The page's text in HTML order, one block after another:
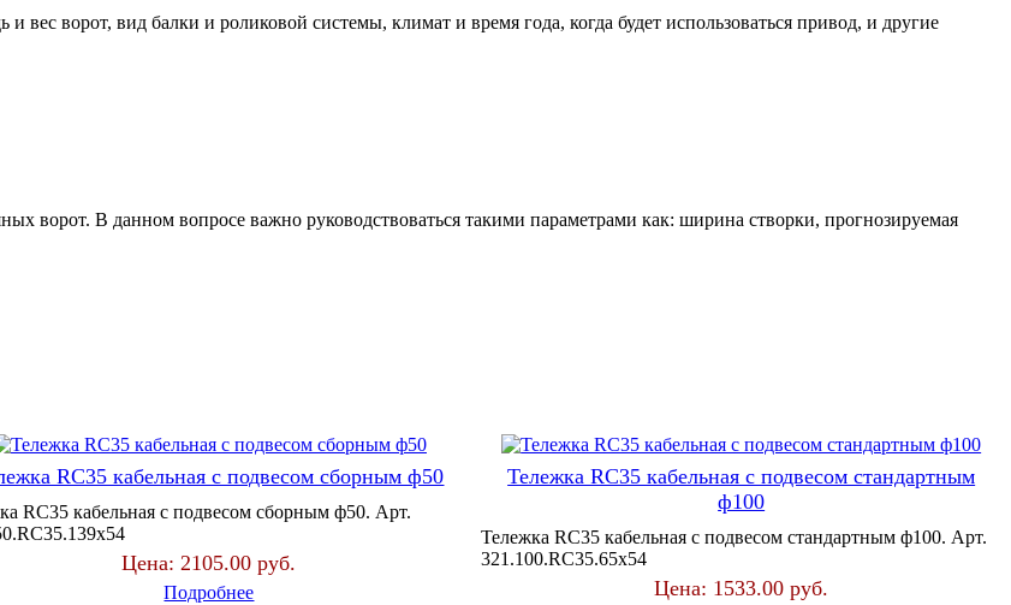
ворот, вид балки и роликовой системы, климат и время года, когда будет использоваться привод, и другие
ворот. В данном вопросе важно руководствоваться такими параметрами как: ширина створки, прогнозируемая
RC35 кабельная с подвесом сборным ф50
RC35 кабельная с подвесом сборным ф50. Арт.
Цена:2105.00 руб.
Подробнее
Тележка RC35 кабельная с подвесом стандартным
ф100
Тележка RC35 кабельная с подвесом стандартным ф100. Арт.
321.100.RC35.65х54
Цена: 1533.00 руб.